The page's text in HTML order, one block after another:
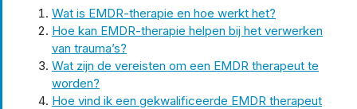
Wat is EMDR-therapie en hoe werkt het?
Hoe kan EMDR-therapie helpen bij het verwerken
van trauma’s?
Wat zijn de vereisten om een EMDR therapeut te
worden?
Hoe vind ik een gekwalificeerde EMDR therapeut